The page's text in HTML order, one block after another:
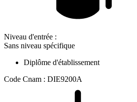
Niveau d'entrée :
Sans niveau spécifique
Diplôme d'établissement
Code Cnam : DIE9200A